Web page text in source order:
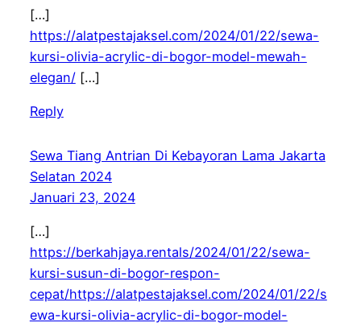
[…]
https://alatpestajaksel.com/2024/01/22/sewa-
kursi-olivia-acrylic-di-bogor-model-mewah-
elegan/[…]
Reply
Sewa Tiang Antrian Di Kebayoran Lama Jakarta
Selatan 2024
Januari 23, 2024
[…]
https://berkahjaya.rentals/2024/01/22/sewa-
kursi-susun-di-bogor-respon-
cepat/https://alatpestajaksel.com/2024/01/22/s
ewa-kursi-olivia-acrylic-di-bogor-model-